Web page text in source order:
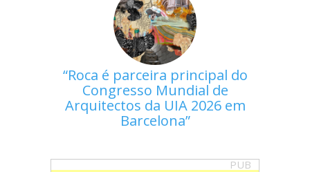
Roca é parceira principal do
Congresso Mundial de
Arquitectos da UIA 2026 em
Barcelona
PUB